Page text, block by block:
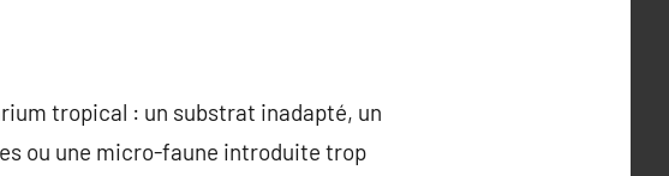
tropical : un substrat inadapté, un
ou une micro-faune introduite trop